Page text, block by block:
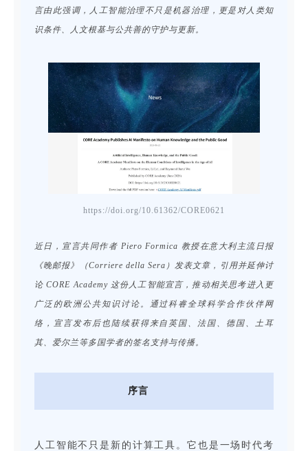
言由此强调，人工智能治理不只是机器治理，更是对人类知
识条件、人文根基与公共善的守护与更新。
https://doi.org/10.61362/CORE0621
近日，宣言共同作者 Piero Formica 教授在意大利主流日报
《晚邮报》（Corriere della Sera）发表文章，引用并延伸讨
论 CORE Academy 这份人工智能宣言，推动相关思考进入更
广泛的欧洲公共知识讨论。通过科睿全球科学合作伙伴网
络，宣言发布后也陆续获得来自英国、法国、德国、土耳
其、爱尔兰等多国学者的签名支持与传播。
序言
人工智能不只是新的计算工具。它也是一场时代考